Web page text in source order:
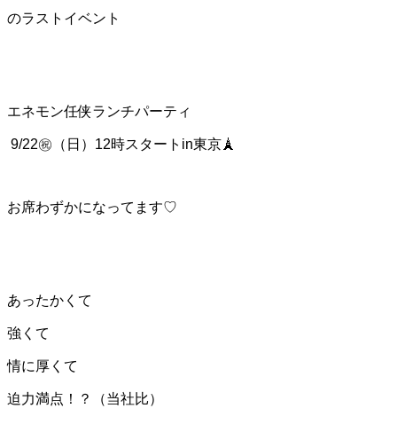
のラストイベント
エネモン任侠ランチパーティ
9/22㊗️（日）12時スタートin東京🗼
お席わずかになってます♡
あったかくて
強くて
情に厚くて
迫力満点！？（当社比）